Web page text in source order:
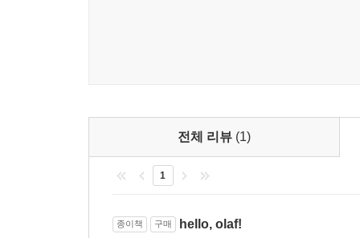
전체 리뷰 (1)
1
종이책 구매 hello, olaf!